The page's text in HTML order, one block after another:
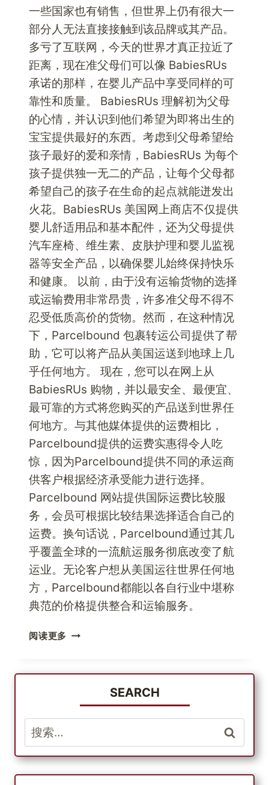
一些国家也有销售，但世界上仍有很大一
部分人无法直接接触到该品牌或其产品。
多亏了互联网，今天的世界才真正拉近了
距离，现在准父母们可以像 BabiesRUs
承诺的那样，在婴儿产品中享受同样的可
靠性和质量。 BabiesRUs 理解初为父母
的心情，并认识到他们希望为即将出生的
宝宝提供最好的东西。考虑到父母希望给
孩子最好的爱和亲情，BabiesRUs 为每个
孩子提供独一无二的产品，让每个父母都
希望自己的孩子在生命的起点就能迸发出
火花。BabiesRUs 美国网上商店不仅提供
婴儿舒适用品和基本配件，还为父母提供
汽车座椅、维生素、皮肤护理和婴儿监视
器等安全产品，以确保婴儿始终保持快乐
和健康。 以前，由于没有运输货物的选择
或运输费用非常昂贵，许多准父母不得不
忍受低质高价的货物。然而，在这种情况
下，Parcelbound 包裹转运公司提供了帮
助，它可以将产品从美国运送到地球上几
乎任何地方。 现在，您可以在网上从
BabiesRUs 购物，并以最安全、最便宜、
最可靠的方式将您购买的产品送到世界任
何地方。与其他媒体提供的运费相比，
Parcelbound提供的运费实惠得令人吃
惊，因为Parcelbound提供不同的承运商
供客户根据经济承受能力进行选择。
Parcelbound 网站提供国际运费比较服
务，会员可根据比较结果选择适合自己的
运费。换句话说，Parcelbound通过其几
乎覆盖全球的一流航运服务彻底改变了航
运业。无论客户想从美国运往世界任何地
方，Parcelbound都能以各自行业中堪称
典范的价格提供整合和运输服务。
阅读更多 用
BABIESRUS
呵
您
的
孩
SEARCH
搜
索：